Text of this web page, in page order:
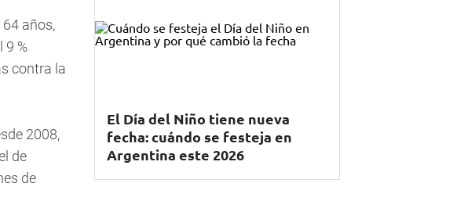
años,
9 %
contra la
2008,
de
de
El Día del Niño tiene nueva
fecha: cuándo se festeja en
Argentina este 2026